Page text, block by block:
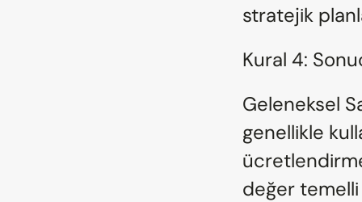
stratejik
Kural 4:
Geleneksel
genellikle
değer temelli